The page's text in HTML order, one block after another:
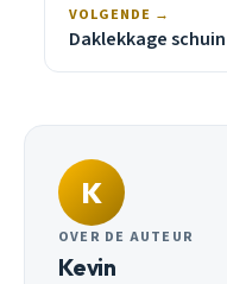
VOLGENDE →
Daklekkage
K
OVER DE AUTEUR
Kevin